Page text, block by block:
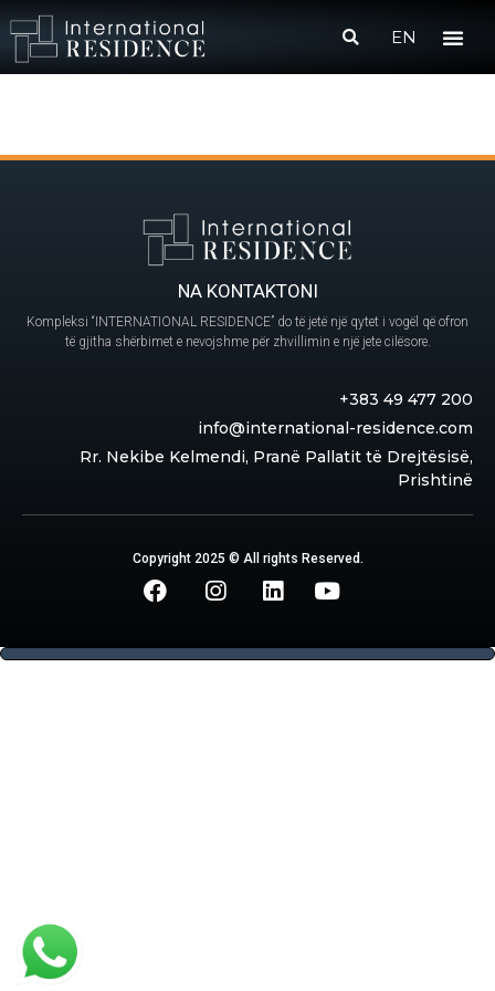
EN
NA KONTAKTONI
Kompleksi “INTERNATIONAL RESIDENCE” do të jetë një qytet i vogël që ofron
të gjitha shërbimet e nevojshme për zhvillimin e një jete cilësore.
+383 49 477 200
info@international-residence.com
Rr. Nekibe Kelmendi, Pranë Pallatit të Drejtësisë,
Prishtinë
Copyright 2025 © All rights Reserved.